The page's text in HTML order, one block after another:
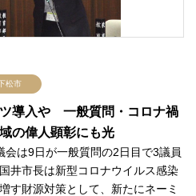
松市
導入や 一般質問・コロナ禍
の偉人顕彰にも光
は9日が一般質問の2日目で3議員
井市長は新型コロナウイルス感染
す財源対策として、新たにネーミ